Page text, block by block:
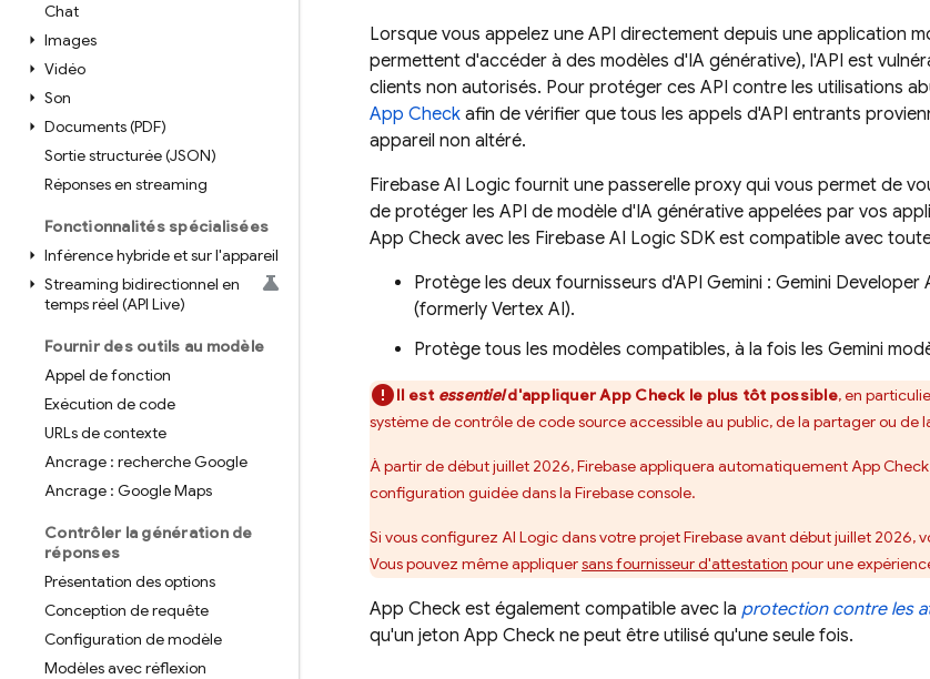
Chat
Images
Vidéo
Son
Documents (PDF)
Sortie structurée (JSON)
Réponses en streaming
Fonctionnalités spécialisées
Inférence hybride et sur l'appareil
Streaming bidirectionnel en
temps réel (API Live)
Fournir des outils au modèle
Appel de fonction
Exécution de code
URLs de contexte
Ancrage : recherche Google
Ancrage : Google Maps
Contrôler la génération de
réponses
Présentation des options
Conception de requête
Configuration de modèle
Modèles avec réflexion
Lorsque vous appelez une API directement depuis une application
permettent d'accéder à des modèles d'IA générative), l'API est
clients non autorisés. Pour protéger ces API contre les utilisations
App Check afin de vérifier que tous les appels d'API entrants
appareil non altéré.
Firebase AI Logic fournit une passerelle proxy qui vous permet de
de protéger les API de modèle d'IA générative appelées par vos
App Check avec les Firebase AI Logic SDK est compatible avec
Protège les deux fournisseurs d'API Gemini : Gemini Developer
(formerly Vertex AI).
Protège tous les modèles compatibles, à la fois les Gemini
Il est essentield'appliquerApp Check le plus tôt possible, en
système de contrôle de code source accessible au public, de la partager ou de
À partir de début juillet 2026, Firebase appliquera automatiquementApp Check
configuration guidée dans la Firebaseconsole.
Si vous configurez AI Logicdans votre projet Firebase avant début juillet 2026,
Vous pouvez même appliquersans fournisseur d'attestation pour une
App Check est également compatible avec la protection contre les
qu'un jeton App Check ne peut être utilisé qu'une seule fois.